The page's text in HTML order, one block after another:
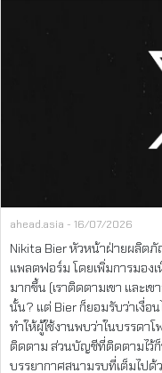
ahead.asia - 16/07/2026
Nikita Bier หัวหน้าฝ่ายผลิต
แพลตฟอร์ม โดยเพิ่มการมอง
มากขึ้น (เราติดตามเขา และเ
นั้น? แต่ Bier ก็ยอมรับว่าเงื่อ
ทำให้ผู้ใช้งานพบว่าในบรรด
ติดตาม ส่วนบัญชีที่ติดตามไว้ก็ห
บรรยากาศสนามรบที่เต็มไปด้